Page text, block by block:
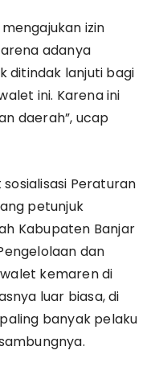
izin
adanya
ditindak lanjuti bagi
ini. Karena ini
daerah”, ucap
sosialisasi Peraturan
petunjuk
Kabupaten Banjar
dan
kemaren di
luar biasa, di
banyak pelaku